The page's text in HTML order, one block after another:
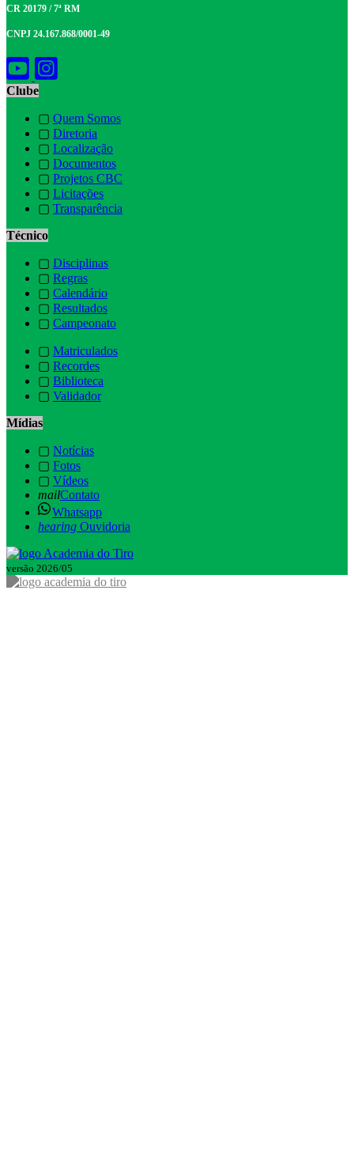
CR 20179 / 7ª RM
CNPJ 24.167.868/0001-49
Clube
▢ Quem Somos
▢ Diretoria
▢ Localização
▢ Documentos
▢ Projetos CBC
▢ Licitações
▢ Transparência
Técnico
▢ Disciplinas
▢ Regras
▢ Calendário
▢ Resultados
▢ Campeonato
▢ Matriculados
▢ Recordes
▢ Biblioteca
▢ Validador
Mídias
▢ Notícias
▢ Fotos
▢ Vídeos
mailContato
Whatsapp
hearing Ouvidoria
versão 2026/05